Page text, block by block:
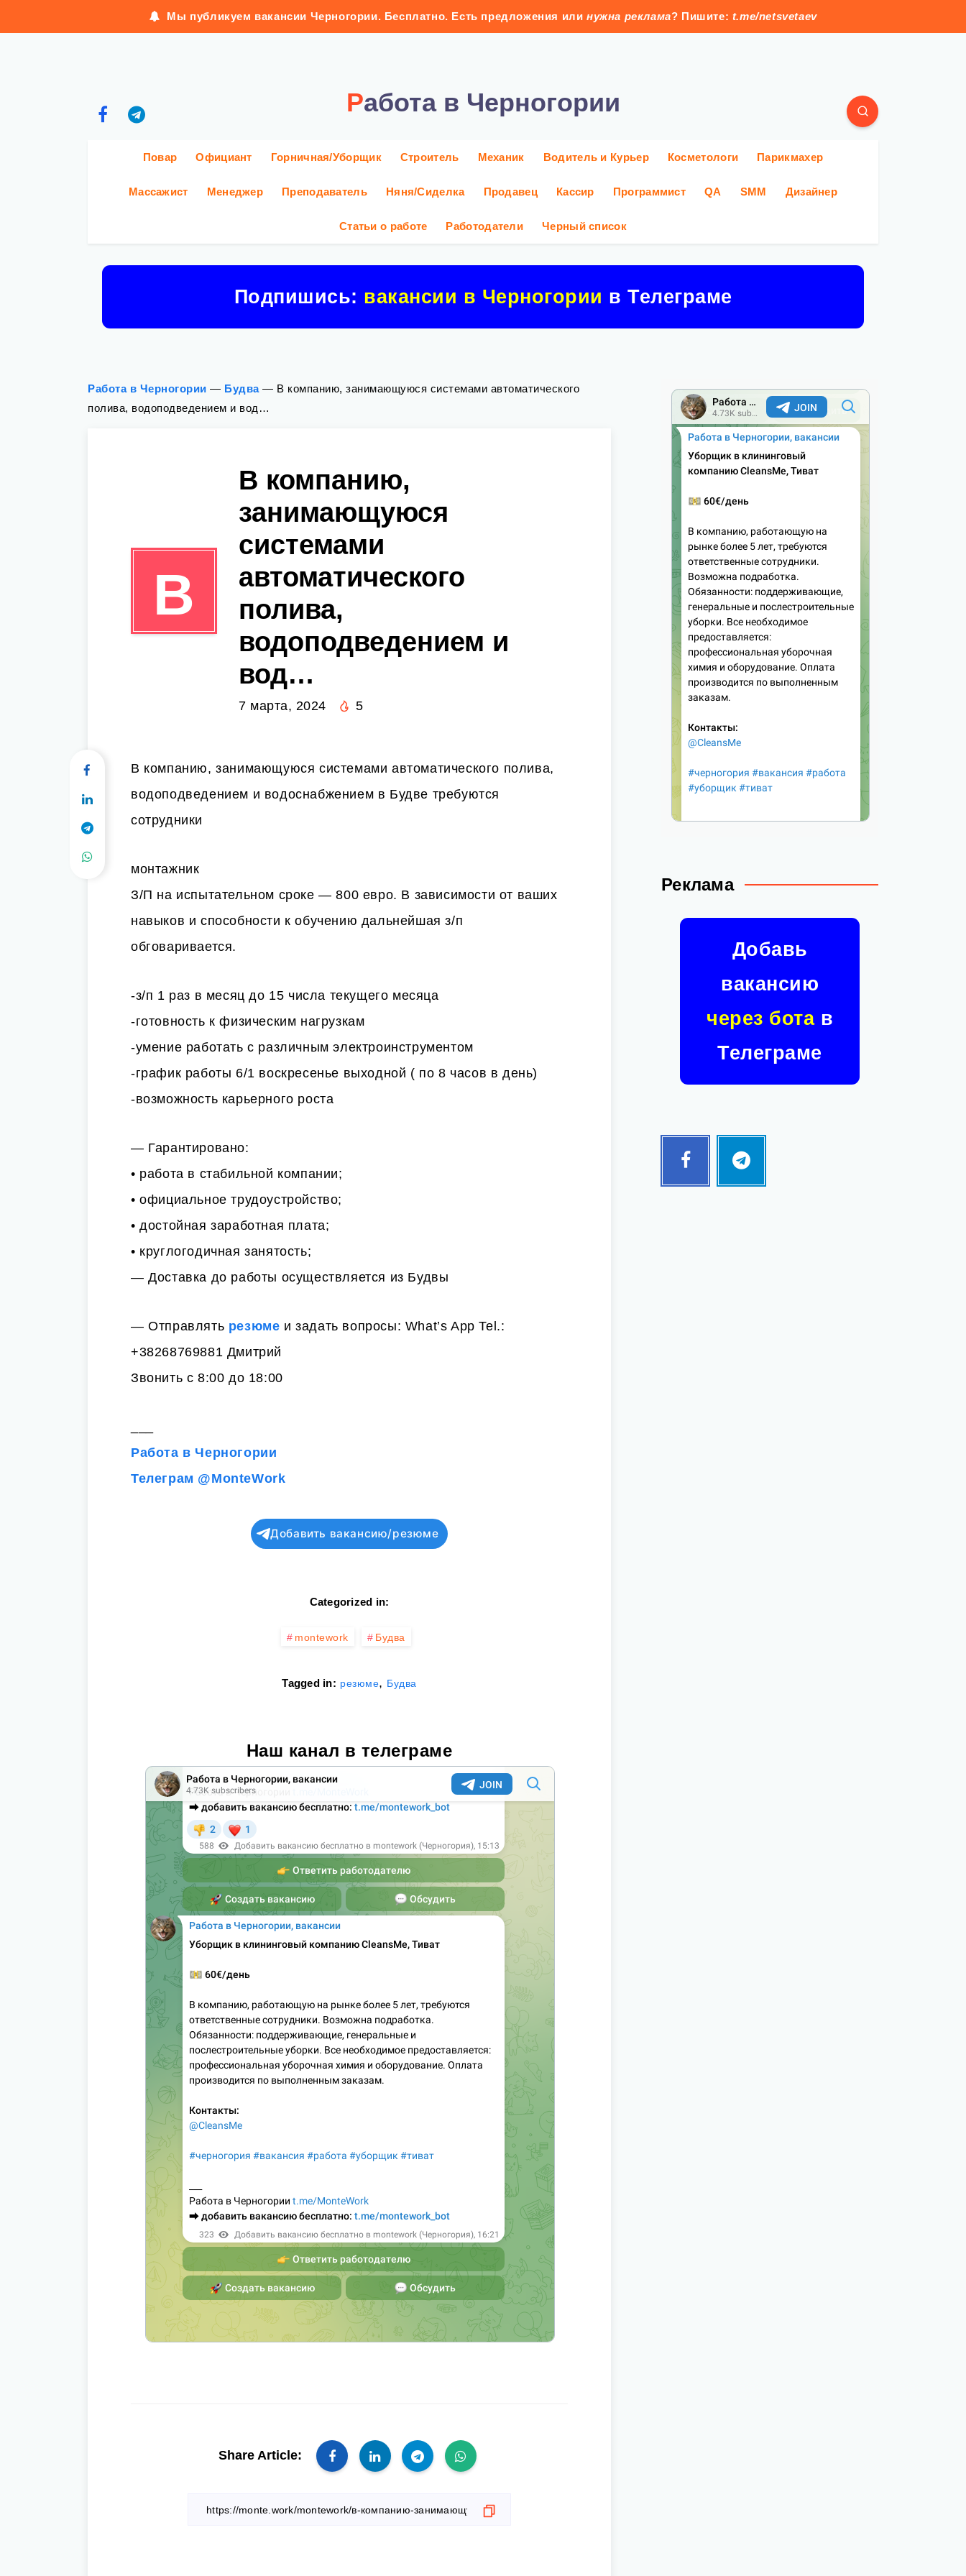
Мы публикуем вакансии Черногории. Бесплатно. Есть предложения или нужна реклама? Пишите: t.me/netsvetaev
Работа в Черногории
Повар Официант Горничная/Уборщик Строитель Механик Водитель и Курьер Косметологи Парикмахер
Массажист Менеджер Преподаватель Няня/Сиделка Продавец Кассир Программист QA SMM Дизайнер
Статьи о работе Работодатели Черный список
Подпишись: вакансии в Черногории в Телеграме
Работа в Черногории — Будва— В компанию, занимающуюся системами автоматического
полива, водоподведением и вод…
В
В компанию,
занимающуюся
системами
автоматического
полива,
водоподведением и
вод…
7 марта, 2024 5
В компанию, занимающуюся системами автоматического полива,
водоподведением и водоснабжением в Будве требуются
сотрудники
монтажник
З/П на испытательном сроке — 800 евро. В зависимости от ваших
навыков и способности к обучению дальнейшая з/п
обговаривается.
-з/п 1 раз в месяц до 15 числа текущего месяца
-готовность к физическим нагрузкам
-умение работать с различным электроинструментом
-график работы 6/1 воскресенье выходной ( по 8 часов в день)
-возможность карьерного роста
— Гарантировано:
• работа в стабильной компании;
• официальное трудоустройство;
• достойная заработная плата;
• круглогодичная занятость;
— Доставка до работы осуществляется из Будвы
— Отправлять резюме и задать вопросы: What’s App Tel.:
+38268769881 Дмитрий
Звонить с 8:00 до 18:00
Работа в Черногории
Телеграм @MonteWork
Добавить вакансию/резюме
Categorized in:
montework Будва
Tagged in: резюме, Будва
Наш канал в телеграме
Share Article:
Реклама
Добавь
вакансию
через ботав
Телеграме
Facebook
Follow
Telegram
Follow